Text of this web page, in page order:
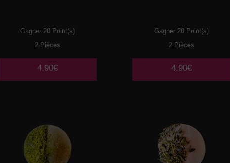
Gagner 20 Point(s)
2 Pièces
4.90€
Gagner 20 Point(s)
2 Pièces
4.90€